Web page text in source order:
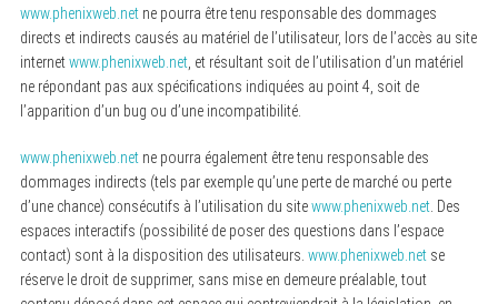
www.phenixweb.netne pourra être tenu responsable des dommages
directs et indirects causés au matériel de l’utilisateur, lors de l’accès au site
internetwww.phenixweb.net, et résultant soit de l’utilisation d’un matériel
ne répondant pas aux spécifications indiquées au point 4, soit de
l’apparition d’un bug ou d’une incompatibilité.
www.phenixweb.netne pourra également être tenu responsable des
dommages indirects (tels par exemple qu’une perte de marché ou perte
d’une chance) consécutifs à l’utilisation du sitewww.phenixweb.net. Des
espaces interactifs (possibilité de poser des questions dans l’espace
contact) sont à la disposition des utilisateurs. www.phenixweb.netse
réserve le droit de supprimer, sans mise en demeure préalable, tout